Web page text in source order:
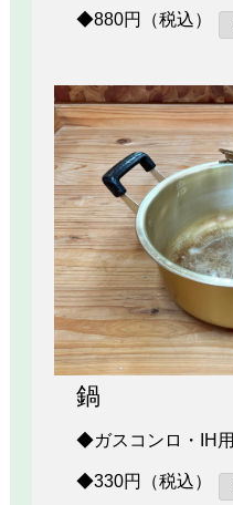
◆880円（税込）
鍋
◆ガスコンロ・IH用
◆330円（税込）